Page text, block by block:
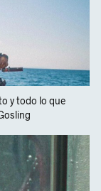
y todo lo que